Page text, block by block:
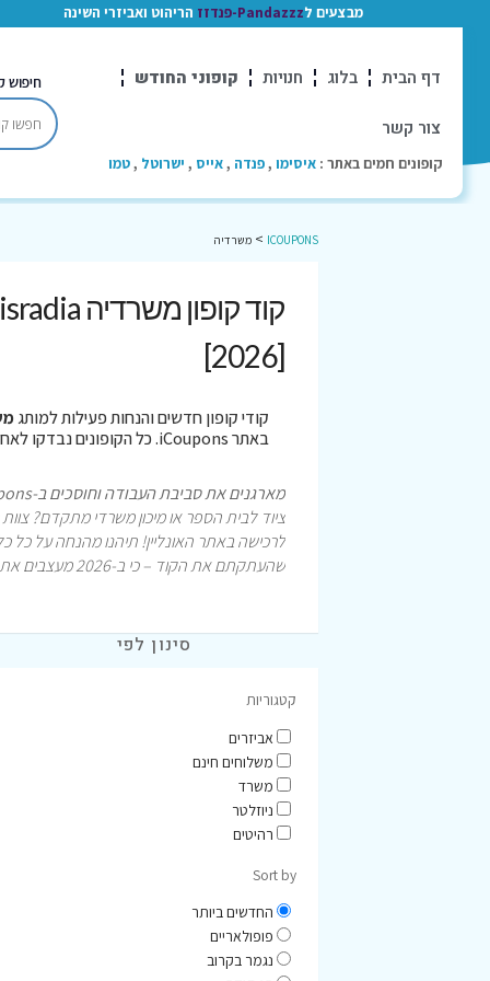
מבצעים לPandazzz-פנדזז הריהוט ואביזרי השינה
דף הבית בלוג חנויות קופוני החודש
צור קשר
קופונים חמים באתר : איסימו ,פנדה ,אייס , ישרוטל ,טמו
חיפוש
ICOUPONS
> משרדיה
[2026]
קודי קופון חדשים והנחות פעילות למותג
באתר iCoupons. כל הקופונים נבדקו לאחרונה בתאריך 08/08/2026!
מארגנים את סביבת העבודה וחוסכים ב-Icoupons: קוד קופון בלעדי למשרדיה (Misradia)!
ציוד לבית הספר או מיכון משרדי מתקדם? צוות
לרכישה באתר האונליין! תיהנו מהנחה על כל
שהעתקתם את הקוד – כי ב-2026 מעצבים את המשרד במחיר המשתלם ביותר!
סינון לפי
קטגוריות
אביזרים
משלוחים חינם
משרד
ניוזלטר
רהיטים
Sort by
החדשים ביותר
פופולאריים
נגמר בקרוב